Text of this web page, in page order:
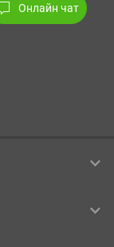
Онлайн чат